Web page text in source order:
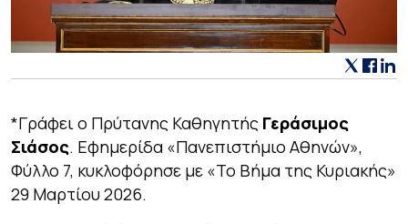
*Γράφει ο Πρύτανης Καθηγητής Γεράσιμος
Σιάσος. Εφημερίδα «Πανεπιστήμιο Αθηνών»,
Φύλλο 7, κυκλοφόρησε με «Το Βήμα της Κυριακής»
29 Μαρτίου 2026.